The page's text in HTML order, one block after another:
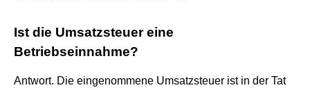
Ist die Umsatzsteuer eine
Betriebseinnahme?
Antwort. Die eingenommene Umsatzsteuer ist in der Tat